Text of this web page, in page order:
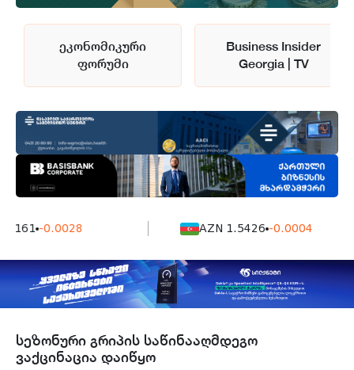
ეკონომიკური
ფორუმი
Business Insider
Georgia | TV
7161 -0.0028 AZN 1.5426 -0.0004
სეზონური გრიპის საწინააღმდეგო
ვაქცინაცია დაიწყო